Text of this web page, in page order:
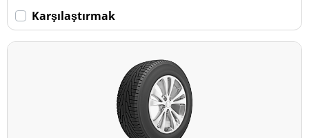
Karşılaştırmak